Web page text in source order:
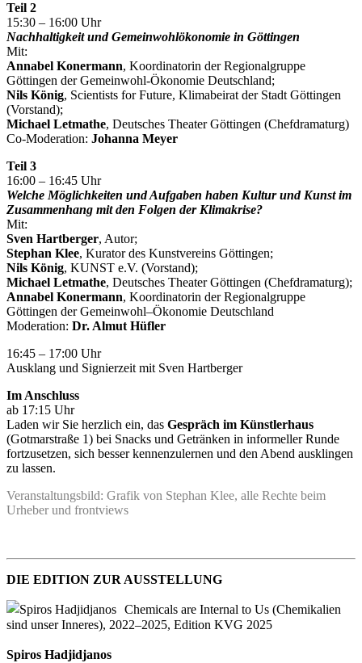
Teil 2
15:30 – 16:00 Uhr
Nachhaltigkeit und Gemeinwohlökonomie in Göttingen
Mit:
Annabel Konermann, Koordinatorin der Regionalgruppe
Göttingen der Gemeinwohl-Ökonomie Deutschland;
Nils König, Scientists for Future, Klimabeirat der Stadt Göttingen
(Vorstand);
Michael Letmathe, Deutsches Theater Göttingen (Chefdramaturg)
Co-Moderation: Johanna Meyer
Teil 3
16:00 – 16:45 Uhr
Welche Möglichkeiten und Aufgaben haben Kultur und Kunst im
Zusammenhang mit den Folgen der Klimakrise?
Mit:
Sven Hartberger, Autor;
Stephan Klee, Kurator des Kunstvereins Göttingen;
Nils König, KUNST e.V. (Vorstand);
Michael Letmathe, Deutsches Theater Göttingen (Chefdramaturg);
Annabel Konermann, Koordinatorin der Regionalgruppe
Göttingen der Gemeinwohl–Ökonomie Deutschland
Moderation: Dr. Almut Hüfler
16:45 – 17:00 Uhr
Ausklang und Signierzeit mit Sven Hartberger
Im Anschluss
ab 17:15 Uhr
Laden wir Sie herzlich ein, das Gespräch im Künstlerhaus
(Gotmarstraße 1) bei Snacks und Getränken in informeller Runde
fortzusetzen, sich besser kennenzulernen und den Abend ausklingen
zu lassen.
Veranstaltungsbild: Grafik von Stephan Klee, alle Rechte beim
Urheber und frontviews
DIE EDITION ZUR AUSSTELLUNG
Spiros Hadjidjanos